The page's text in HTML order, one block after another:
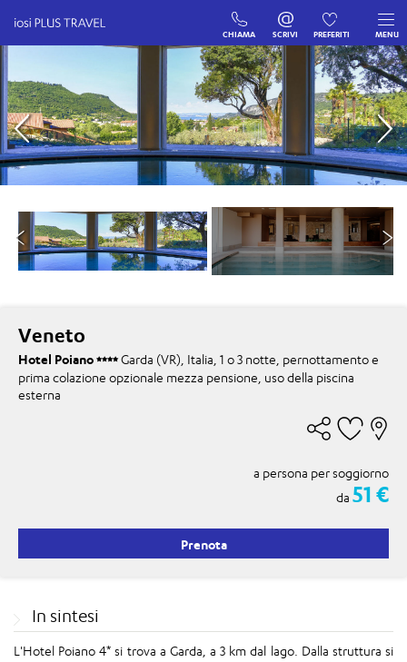
CHIAMA SCRIVI PREFERITI MENU
Veneto
Hotel Poiano
Garda (VR), Italia, 1 o 3 notte, pernottamento e
prima colazione opzionale mezza pensione, uso della piscina
esterna
a persona per soggiorno
da 51 €
Prenota
In sintesi
L'Hotel Poiano 4* si trova a Garda, a 3 km dal lago. Dalla struttura si